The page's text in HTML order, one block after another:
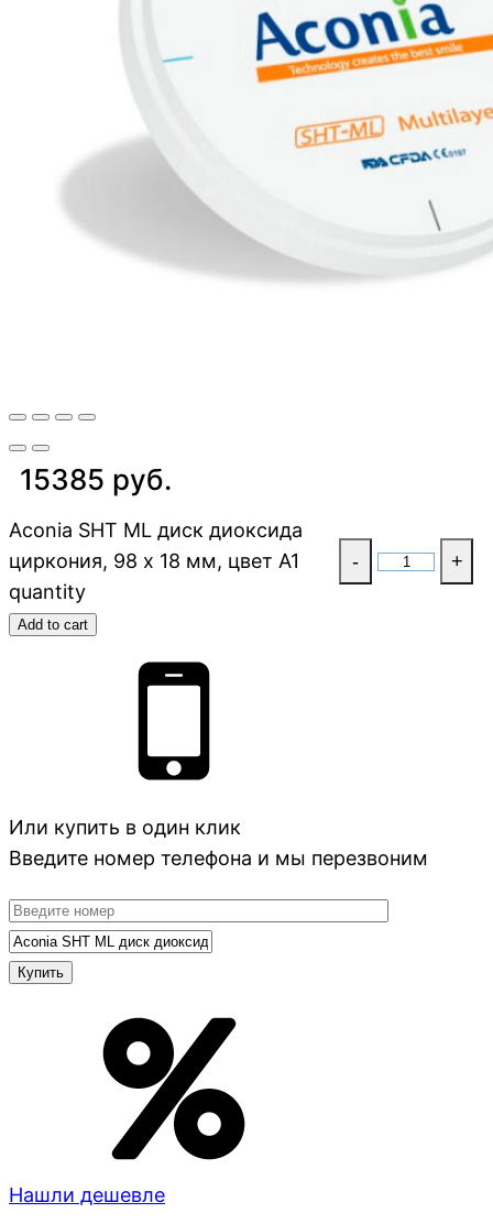
15385 руб.
Aconia SHT ML диск диоксида
циркония, 98 x 18 мм, цвет A1
quantity
- +
Add to cart
Или купить в один клик
Введите номер телефона и мы перезвоним
Нашли дешевле